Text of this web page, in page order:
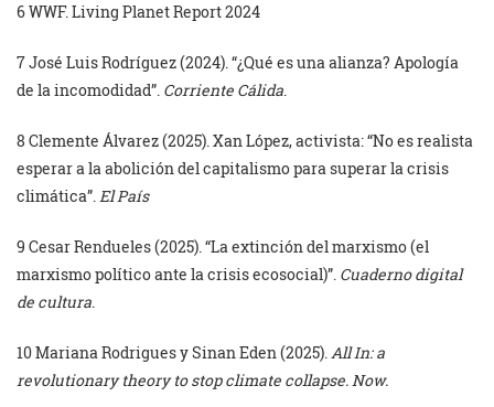
6 WWF. Living Planet Report 2024
7 José Luis Rodríguez (2024). “¿Qué es una alianza? Apología
de la incomodidad”. Corriente Cálida.
8 Clemente Álvarez (2025). Xan López, activista: “No es realista
esperar a la abolición del capitalismo para superar la crisis
climática”.El País
9 Cesar Rendueles (2025). “La extinción del marxismo (el
marxismo político ante la crisis ecosocial)”. Cuaderno digital
de cultura.
10 Mariana Rodrigues y Sinan Eden (2025).All In: a
revolutionary theory to stop climate collapse.Now.